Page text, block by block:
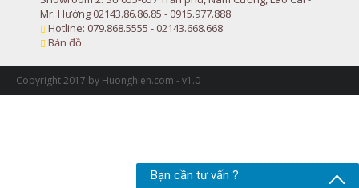
Mr. Hướng 02143.86.86.85 - 0915.977.888
Hotline: 079.868.5555 - 02143.668.668
Bản đồ
Copyright 2017 by Huonghien.com - v1.0
Bạn cần tư vấn ?